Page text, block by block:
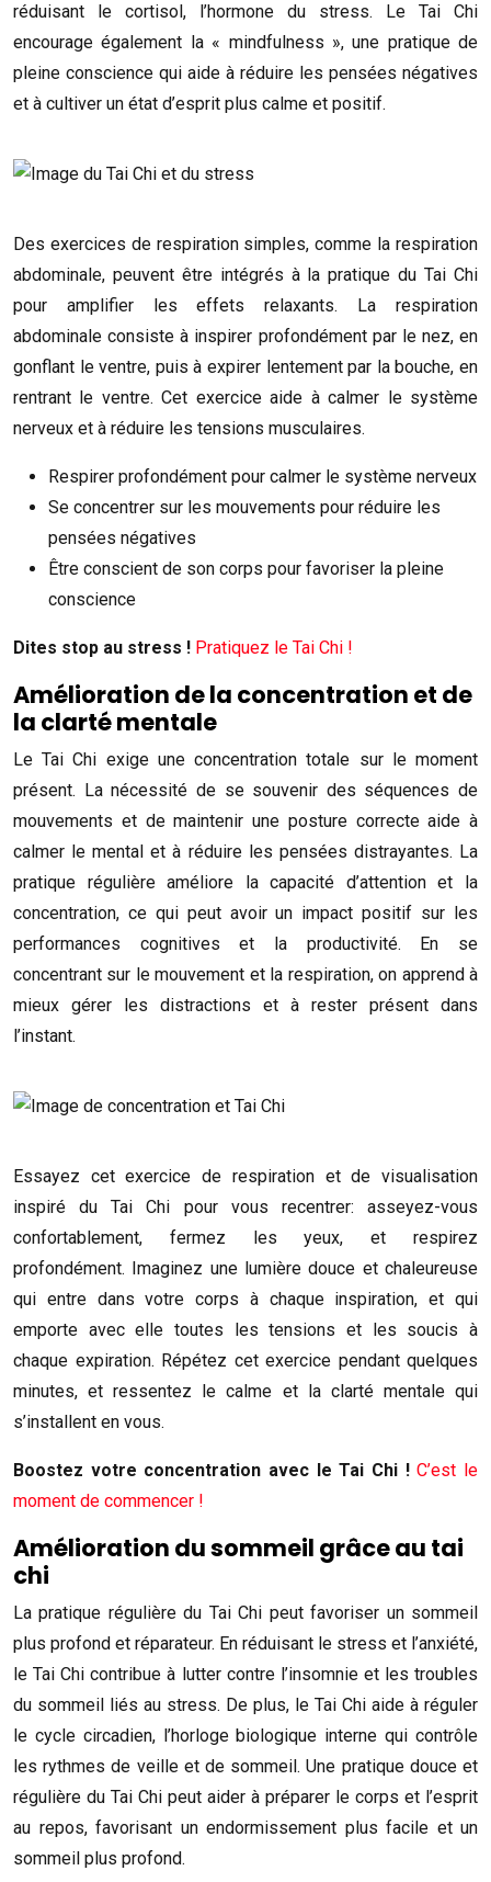
réduisant le cortisol, l’hormone du stress. Le Tai Chi
encourage également la « mindfulness », une pratique de
pleine conscience qui aide à réduire les pensées négatives
et à cultiver un état d’esprit plus calme et positif.
Des exercices de respiration simples, comme la respiration
abdominale, peuvent être intégrés à la pratique du Tai Chi
pour amplifier les effets relaxants. La respiration
abdominale consiste à inspirer profondément par le nez, en
gonflant le ventre, puis à expirer lentement par la bouche, en
rentrant le ventre. Cet exercice aide à calmer le système
nerveux et à réduire les tensions musculaires.
Respirer profondément pour calmer le système nerveux
Se concentrer sur les mouvements pour réduire les
pensées négatives
Être conscient de son corps pour favoriser la pleine
conscience
Dites stop au stress ! Pratiquez le Tai Chi !
Amélioration de la concentration et de
la clarté mentale
Le Tai Chi exige une concentration totale sur le moment
présent. La nécessité de se souvenir des séquences de
mouvements et de maintenir une posture correcte aide à
calmer le mental et à réduire les pensées distrayantes. La
pratique régulière améliore la capacité d’attention et la
concentration, ce qui peut avoir un impact positif sur les
performances cognitives et la productivité. En se
concentrant sur le mouvement et la respiration, on apprend à
mieux gérer les distractions et à rester présent dans
l’instant.
Essayez cet exercice de respiration et de visualisation
inspiré du Tai Chi pour vous recentrer: asseyez-vous
confortablement, fermez les yeux, et respirez
profondément. Imaginez une lumière douce et chaleureuse
qui entre dans votre corps à chaque inspiration, et qui
emporte avec elle toutes les tensions et les soucis à
chaque expiration. Répétez cet exercice pendant quelques
minutes, et ressentez le calme et la clarté mentale qui
s’installent en vous.
Boostez votre concentration avec le Tai Chi !C’est le
moment de commencer !
Amélioration du sommeil grâce au tai
chi
La pratique régulière du Tai Chi peut favoriser un sommeil
plus profond et réparateur. En réduisant le stress et l’anxiété,
le Tai Chi contribue à lutter contre l’insomnie et les troubles
du sommeil liés au stress. De plus, le Tai Chi aide à réguler
le cycle circadien, l’horloge biologique interne qui contrôle
les rythmes de veille et de sommeil. Une pratique douce et
régulière du Tai Chi peut aider à préparer le corps et l’esprit
au repos, favorisant un endormissement plus facile et un
sommeil plus profond.